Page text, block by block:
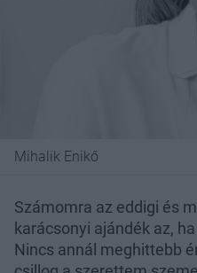
Mihalik Enikő
Számomra az eddigi és
karácsonyi ajándék az,
Nincs annál meghittebb